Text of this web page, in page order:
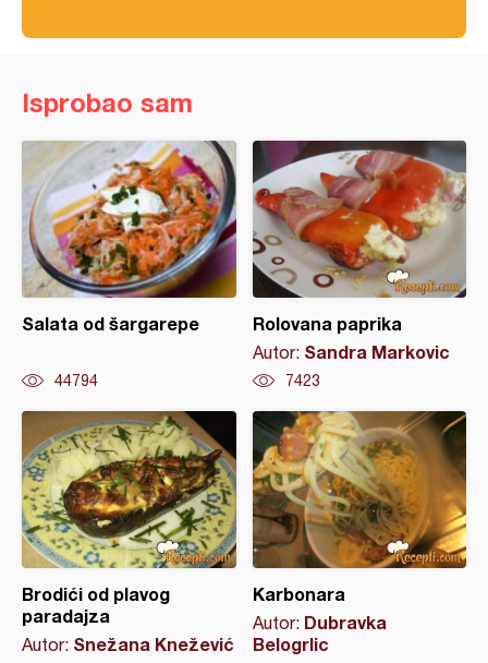
Isprobao sam
Salata od šargarepe
44794
Rolovana paprika
Autor: Sandra Markovic
7423
Brodići od plavog
paradajza
Autor: Snežana Knežević
Karbonara
Autor: Dubravka
Belogrlic